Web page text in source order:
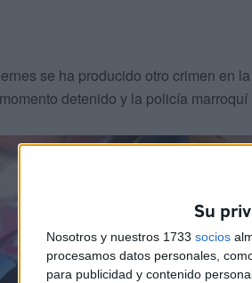
Su
Nosotros y nuestros 1733 socios
procesamos datos personales,
para publicidad y contenido
se ha producido otro crimen en
detenido y la policía